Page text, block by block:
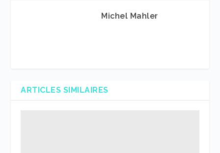
Michel Mahler
ARTICLES SIMILAIRES